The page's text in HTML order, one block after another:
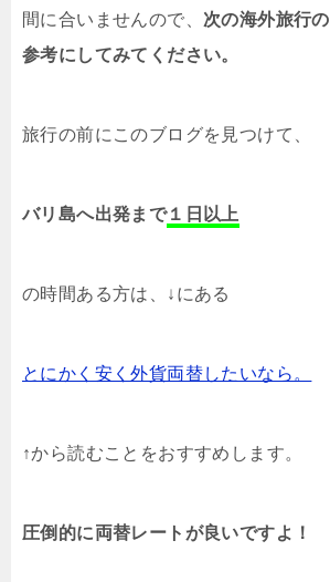
間に合いませんので、 次の海外旅行の
参考にしてみてください。
旅行の前にこのブログを見つけて、
バリ島へ出発まで１日以上
の時間ある方は、↓にある
とにかく安く外貨両替したいなら。
↑から読むことをおすすめします。
圧倒的に両替レートが良いですよ！